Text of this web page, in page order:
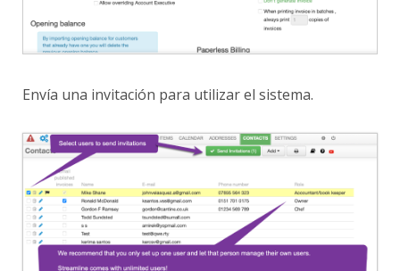
Envía una invitación para utilizar el sistema.